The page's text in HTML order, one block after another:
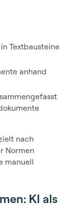
Textbausteine
anhand
nach
Normen
manuell
KI als